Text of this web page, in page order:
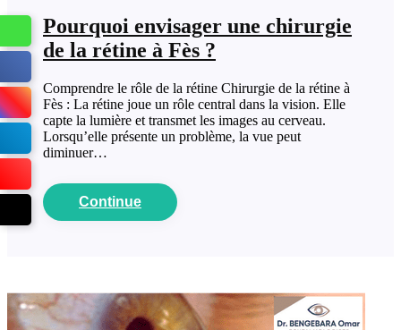
Pourquoi envisager une chirurgie
de la rétine à Fès ?
Comprendre le rôle de la rétine Chirurgie de la rétine à
Fès : La rétine joue un rôle central dans la vision. Elle
capte la lumière et transmet les images au cerveau.
Lorsqu’elle présente un problème, la vue peut
diminuer…
Continue